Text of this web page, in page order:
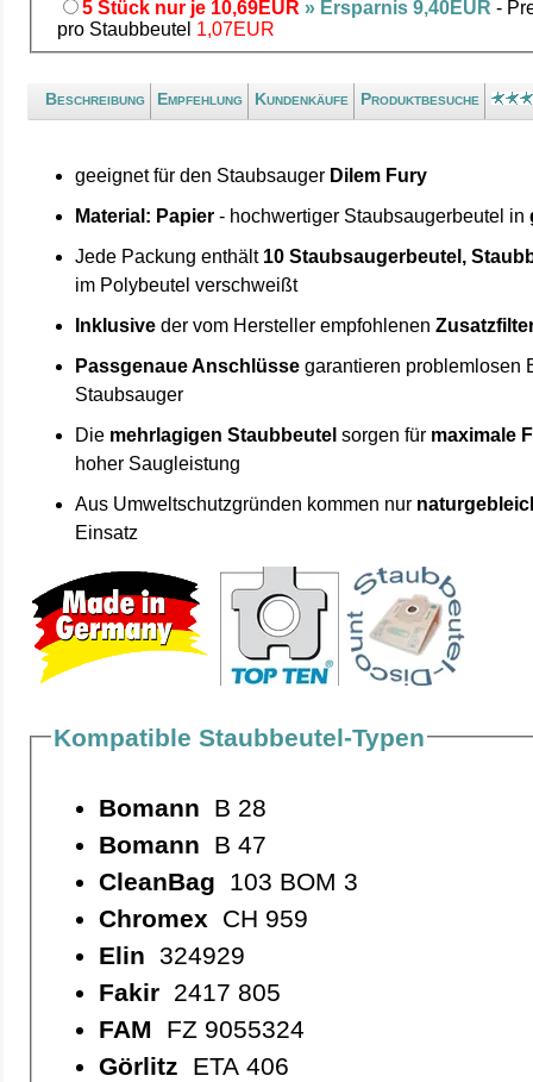
5 Stück nur je 10,69EUR » Ersparnis 9,40EUR -
pro Staubbeutel 1,07EUR
Beschreibung Empfehlung Kundenkäufe Produktbesuche
geeignet für den Staubsauger Dilem Fury
Material: Papier - hochwertiger Staubsaugerbeutel in
Jede Packung enthält 10 Staubsaugerbeutel,
im Polybeutel verschweißt
Inklusive der vom Hersteller empfohlenen
Passgenaue Anschlüsse garantieren problemlosen
Staubsauger
Die mehrlagigen Staubbeutel sorgen für maximale
hoher Saugleistung
Aus Umweltschutzgründen kommen nur
Einsatz
Kompatible Staubbeutel-Typen
Bomann B 28
Bomann B 47
CleanBag 103 BOM 3
Chromex CH 959
Elin 324929
Fakir2417 805
FAM FZ 9055324
Görlitz ETA 406